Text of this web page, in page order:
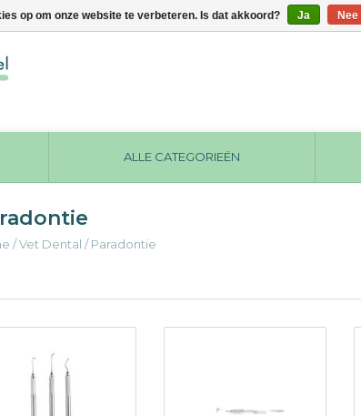
ALLE CATEGORIEËN
/Vet Dental /Paradontie
op om onze website te verbeteren. Is dat akkoord? Ja Nee